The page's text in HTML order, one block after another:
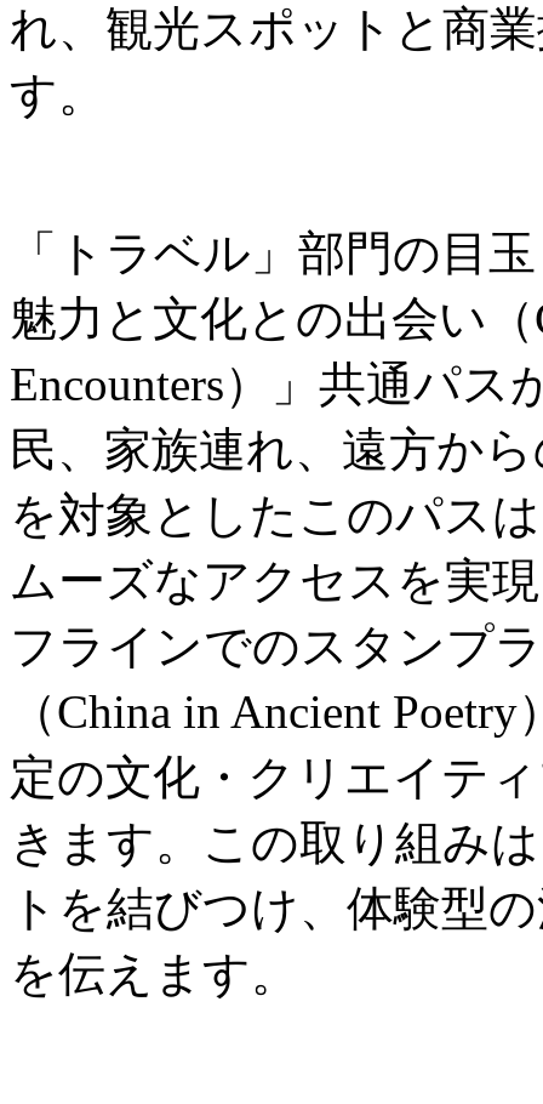
れ、観光スポットと商
す。
「トラベル」部門の目
魅力と文化との出会い（
Encounters）」共通パ
民、家族連れ、遠方か
を対象としたこのパス
ムーズなアクセスを実
フラインでのスタンプ
（China in Ancient
定の文化・クリエイテ
きます。この取り組み
トを結びつけ、体験型
を伝えます。